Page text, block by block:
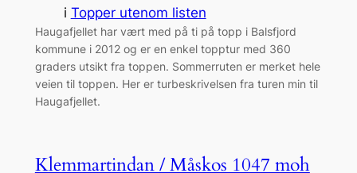
i Topper utenom listen
Haugafjellet har vært med på ti på topp i Balsfjord
kommune i 2012 og er en enkel topptur med 360
graders utsikt fra toppen. Sommerruten er merket hele
veien til toppen. Her er turbeskrivelsen fra turen min til
Haugafjellet.
Klemmartindan / Måskos 1047 moh